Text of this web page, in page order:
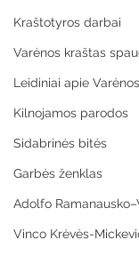
Kraštotyros darbai
Varėnos kraštas
Leidiniai apie
Kilnojamos parodos
Sidabrinės bitės
Garbės ženklas
Adolfo
Vinco Krėvės-